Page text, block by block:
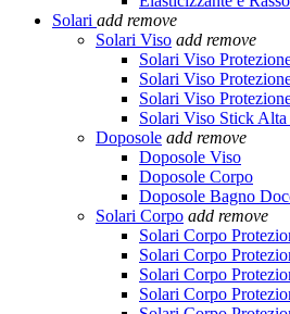
Solari add remove
Solari Viso add remove
Solari Viso
Solari Viso
Solari Viso
Solari Viso Stick Alta
Doposole add remove
Doposole Viso
Doposole Corpo
Doposole Bagno
Solari Corpo add remove
Solari Corpo
Solari Corpo
Solari Corpo
Solari Corpo